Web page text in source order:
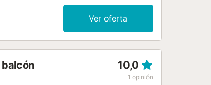
Ver oferta
10,0
1 opinión